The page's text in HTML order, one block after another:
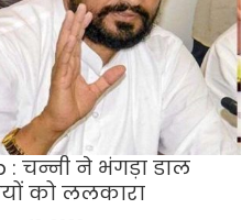
: चन्नी ने भंगड़ा डाल
को ललकारा